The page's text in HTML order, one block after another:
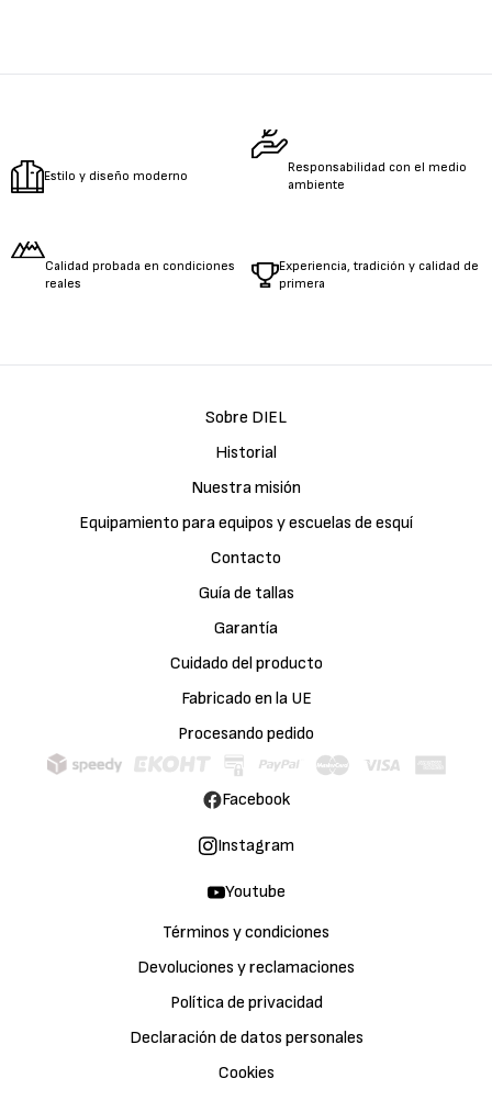
Estilo y diseño moderno
Responsabilidad con el medio
ambiente
Calidad probada en condiciones
reales
Experiencia, tradición y calidad de
primera
Sobre DIEL
Historial
Nuestra misión
Equipamiento para equipos y escuelas de esquí
Contacto
Guía de tallas
Garantía
Cuidado del producto
Fabricado en la UE
Procesando pedido
Términos y condiciones
Devoluciones y reclamaciones
Política de privacidad
Declaración de datos personales
Cookies
Facebook
Instagram
Youtube